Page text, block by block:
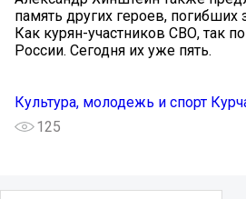
память других героев,
Как курян-участников СВО, так
России. Сегодня их уже пять.
Культура, молодежь и спорт
125